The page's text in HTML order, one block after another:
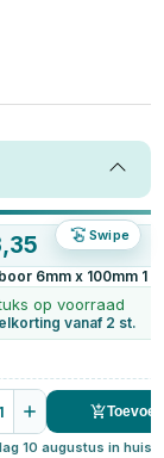
Swipe
6mm x 100mm 1
op voorraad
vanaf 2 st.
10 augustus in huis